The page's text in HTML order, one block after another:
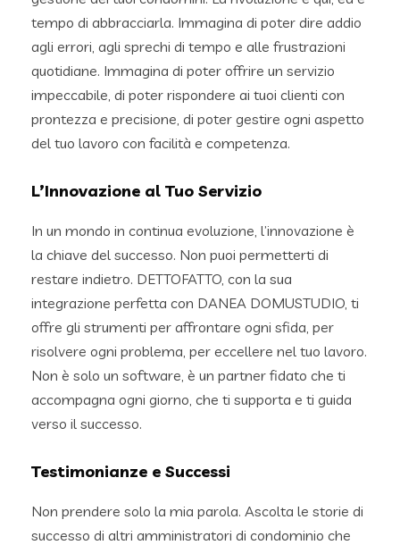
tempo di abbracciarla. Immagina di poter dire addio
agli errori, agli sprechi di tempo e alle frustrazioni
quotidiane. Immagina di poter offrire un servizio
impeccabile, di poter rispondere ai tuoi clienti con
prontezza e precisione, di poter gestire ogni aspetto
del tuo lavoro con facilità e competenza.
L’Innovazione al Tuo Servizio
In un mondo in continua evoluzione, l’innovazione è
la chiave del successo. Non puoi permetterti di
restare indietro. DETTOFATTO, con la sua
integrazione perfetta con DANEA DOMUSTUDIO, ti
offre gli strumenti per affrontare ogni sfida, per
risolvere ogni problema, per eccellere nel tuo lavoro.
Non è solo un software, è un partner fidato che ti
accompagna ogni giorno, che ti supporta e ti guida
verso il successo.
Testimonianze e Successi
Non prendere solo la mia parola. Ascolta le storie di
successo di altri amministratori di condominio che